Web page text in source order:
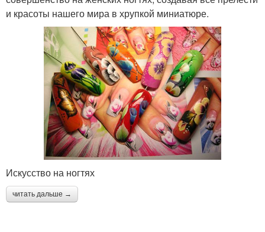
и красоты нашего мира в хрупкой миниатюре.
Искусство на ногтях
читать дальше →